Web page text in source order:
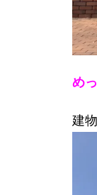
め
建